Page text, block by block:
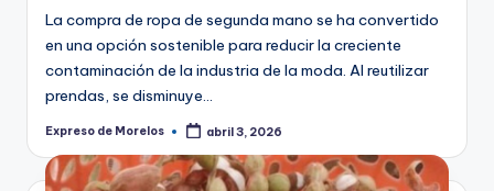
La compra de ropa de segunda mano se ha convertido
en una opción sostenible para reducir la creciente
contaminación de la industria de la moda. Al reutilizar
prendas, se disminuye…
Publicado
Expreso de Morelos abril 3, 2026